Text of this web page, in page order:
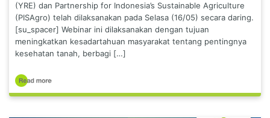
(YRE) dan Partnership for Indonesia’s Sustainable Agriculture
(PISAgro) telah dilaksanakan pada Selasa (16/05) secara daring.
[su_spacer] Webinar ini dilaksanakan dengan tujuan
meningkatkan kesadartahuan masyarakat tentang pentingnya
kesehatan tanah, berbagi […]